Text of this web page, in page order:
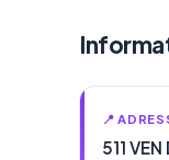
📍
511